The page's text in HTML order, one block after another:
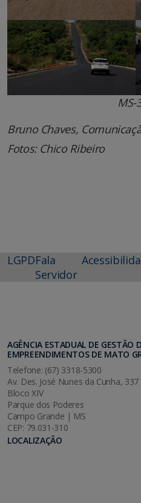
MS-
Bruno Chaves,
Fotos: Chico Ribeiro
LGPDFala
Servidor
AGÊNCIA ESTADUAL DE GESTÃO
EMPREENDIMENTOS DE MATO
Telefone: (67) 3318-5300
Av. Des. José Nunes da Cunha, 337
Bloco XIV
Parque dos Poderes
Campo Grande | MS
CEP: 79.031-310
LOCALIZAÇÃO